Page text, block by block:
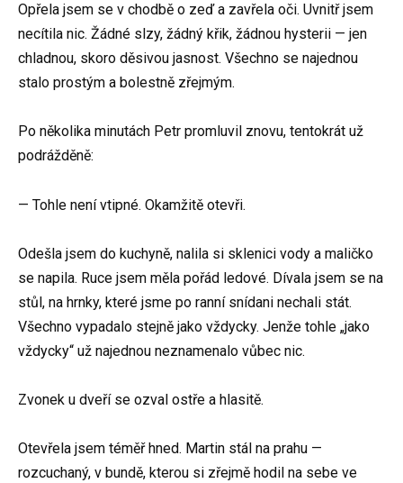
Opřela jsem se v chodbě o zeď a zavřela oči. Uvnitř jsem
necítila nic. Žádné slzy, žádný křik, žádnou hysterii — jen
chladnou, skoro děsivou jasnost. Všechno se najednou
stalo prostým a bolestně zřejmým.
Po několika minutách Petr promluvil znovu, tentokrát už
podrážděně:
— Tohle není vtipné. Okamžitě otevři.
Odešla jsem do kuchyně, nalila si sklenici vody a maličko
se napila. Ruce jsem měla pořád ledové. Dívala jsem se na
stůl, na hrnky, které jsme po ranní snídani nechali stát.
Všechno vypadalo stejně jako vždycky. Jenže tohle „jako
vždycky“ už najednou neznamenalo vůbec nic.
Zvonek u dveří se ozval ostře a hlasitě.
Otevřela jsem téměř hned. Martin stál na prahu —
rozcuchaný, v bundě, kterou si zřejmě hodil na sebe ve